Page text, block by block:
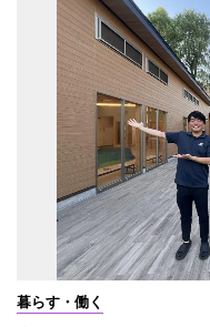
暮らす・働く